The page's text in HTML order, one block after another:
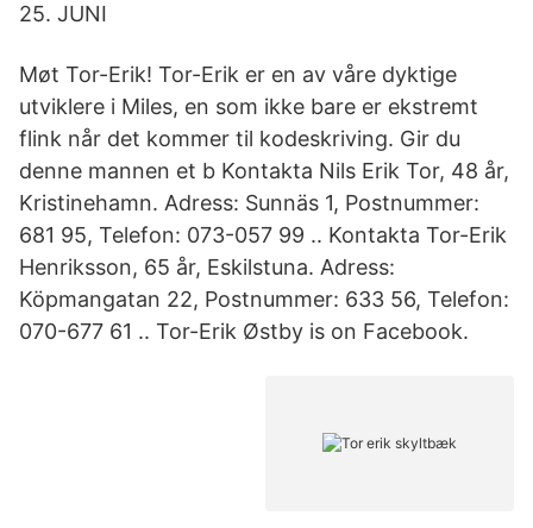
25. JUNI
Møt Tor-Erik! Tor-Erik er en av våre dyktige
utviklere i Miles, en som ikke bare er ekstremt
flink når det kommer til kodeskriving. Gir du
denne mannen et b Kontakta Nils Erik Tor, 48 år,
Kristinehamn. Adress: Sunnäs 1, Postnummer:
681 95, Telefon: 073-057 99 .. Kontakta Tor-Erik
Henriksson, 65 år, Eskilstuna. Adress:
Köpmangatan 22, Postnummer: 633 56, Telefon:
070-677 61 .. Tor-Erik Østby is on Facebook.